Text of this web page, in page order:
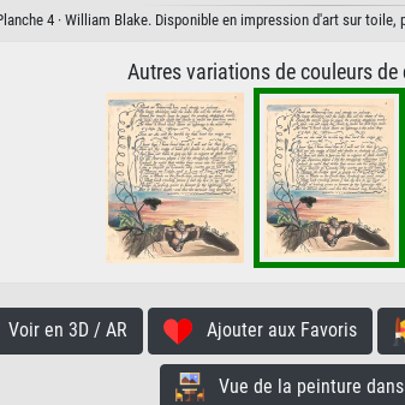
4 · William Blake. Disponible en impression d'art sur
Autres variations de couleurs de
Voir en 3D / AR Ajouter aux Favoris
Vue de la peinture dans